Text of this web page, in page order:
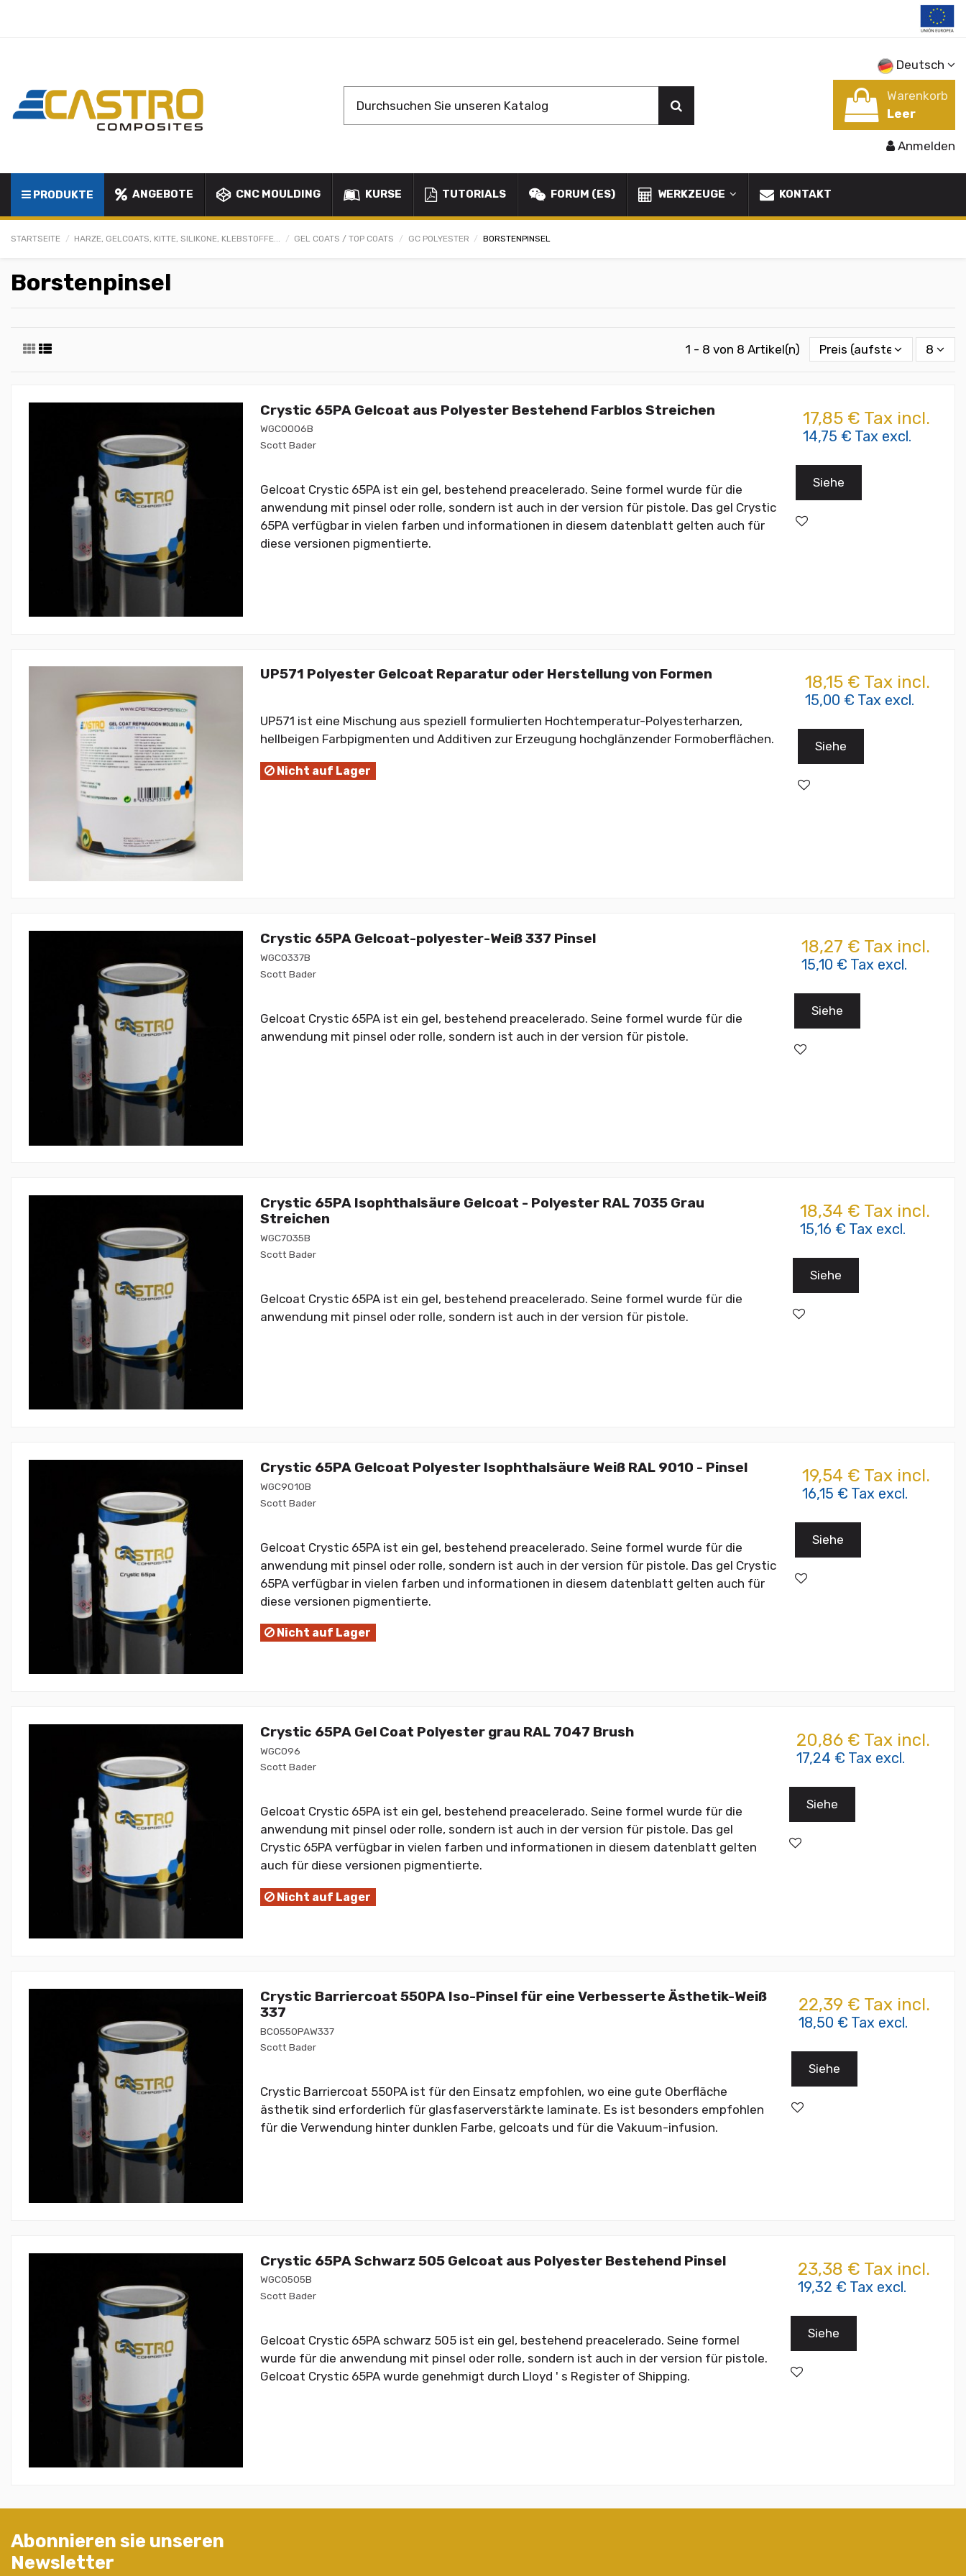
Deutsch
Warenkorb
Leer
Anmelden
PRODUKTE ANGEBOTE CNC MOULDING KURSE TUTORIALS FORUM (ES) WERKZEUGE KONTAKT
STARTSEITE HARZE, GELCOATS, KITTE, SILIKONE, KLEBSTOFFE... GEL COATS / TOP COATS GC POLYESTER BORSTENPINSEL
Borstenpinsel
1 - 8 von 8 Artikel(n) Preis (aufsteigend)8
Crystic 65PA Gelcoat aus Polyester Bestehend Farblos Streichen
WGC0006B
Scott Bader
Gelcoat Crystic 65PA ist ein gel, bestehend preacelerado. Seine formel wurde für die
anwendung mit pinsel oder rolle, sondern ist auch in der version für pistole. Das gel Crystic
65PA verfügbar in vielen farben und informationen in diesem datenblatt gelten auch für
diese versionen pigmentierte.
17,85 € Tax incl.
14,75 € Tax excl.
Siehe
UP571 Polyester Gelcoat Reparatur oder Herstellung von Formen
UP571 ist eine Mischung aus speziell formulierten Hochtemperatur-Polyesterharzen,
hellbeigen Farbpigmenten und Additiven zur Erzeugung hochglänzender Formoberflächen.
Nicht auf Lager
18,15 € Tax incl.
15,00 € Tax excl.
Siehe
Crystic 65PA Gelcoat-polyester-Weiß 337 Pinsel
WGC0337B
Scott Bader
Gelcoat Crystic 65PA ist ein gel, bestehend preacelerado. Seine formel wurde für die
anwendung mit pinsel oder rolle, sondern ist auch in der version für pistole.
18,27 € Tax incl.
15,10 € Tax excl.
Siehe
Crystic 65PA Isophthalsäure Gelcoat - Polyester RAL 7035 Grau
Streichen
WGC7035B
Scott Bader
Gelcoat Crystic 65PA ist ein gel, bestehend preacelerado. Seine formel wurde für die
anwendung mit pinsel oder rolle, sondern ist auch in der version für pistole.
18,34 € Tax incl.
15,16 € Tax excl.
Siehe
Crystic 65PA Gelcoat Polyester Isophthalsäure Weiß RAL 9010 - Pinsel
WGC9010B
Scott Bader
Gelcoat Crystic 65PA ist ein gel, bestehend preacelerado. Seine formel wurde für die
anwendung mit pinsel oder rolle, sondern ist auch in der version für pistole. Das gel Crystic
65PA verfügbar in vielen farben und informationen in diesem datenblatt gelten auch für
diese versionen pigmentierte.
Nicht auf Lager
19,54 € Tax incl.
16,15 € Tax excl.
Siehe
Crystic 65PA Gel Coat Polyester grau RAL 7047 Brush
WGC096
Scott Bader
Gelcoat Crystic 65PA ist ein gel, bestehend preacelerado. Seine formel wurde für die
anwendung mit pinsel oder rolle, sondern ist auch in der version für pistole. Das gel
Crystic 65PA verfügbar in vielen farben und informationen in diesem datenblatt gelten
auch für diese versionen pigmentierte.
Nicht auf Lager
20,86 € Tax incl.
17,24 € Tax excl.
Siehe
Crystic Barriercoat 550PA Iso-Pinsel für eine Verbesserte Ästhetik-Weiß
337
BC0550PAW337
Scott Bader
Crystic Barriercoat 550PA ist für den Einsatz empfohlen, wo eine gute Oberfläche
ästhetik sind erforderlich für glasfaserverstärkte laminate. Es ist besonders empfohlen
für die Verwendung hinter dunklen Farbe, gelcoats und für die Vakuum-infusion.
22,39 € Tax incl.
18,50 € Tax excl.
Siehe
Crystic 65PA Schwarz 505 Gelcoat aus Polyester Bestehend Pinsel
WGC0505B
Scott Bader
Gelcoat Crystic 65PA schwarz 505 ist ein gel, bestehend preacelerado. Seine formel
wurde für die anwendung mit pinsel oder rolle, sondern ist auch in der version für pistole.
Gelcoat Crystic 65PA wurde genehmigt durch Lloyd ' s Register of Shipping.
23,38 € Tax incl.
19,32 € Tax excl.
Siehe
Abonnieren sie unseren
Newsletter